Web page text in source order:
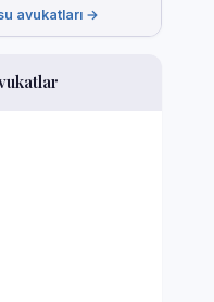
avukatları →